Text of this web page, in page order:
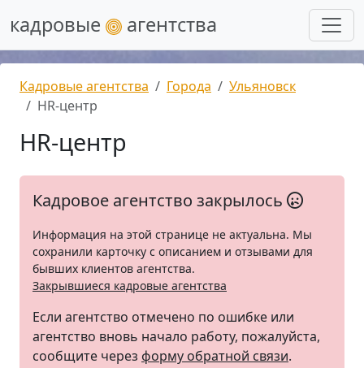
кадровые агентства
Кадровые агентства Города
Ульяновск
HR-центр
HR-центр
Кадровое агентство закрылось
Информация на этой странице не актуальна. Мы
сохранили карточку с описанием и отзывами для
бывших клиентов агентства.
Закрывшиеся кадровые агентства
Если агентство отмечено по ошибке или
агентство вновь начало работу, пожалуйста,
сообщите через форму обратной связи.